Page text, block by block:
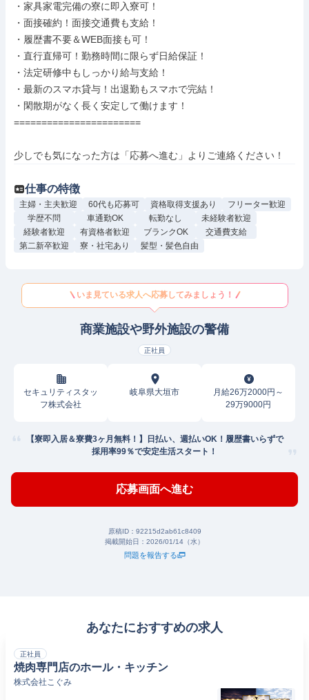
・家具家電完備の寮に即入寮可！
・面接確約！面接交通費も支給！
・履歴書不要＆WEB面接も可！
・直行直帰可！勤務時間に限らず日給保証！
・法定研修中もしっかり給与支給！
・最新のスマホ貸与！出退勤もスマホで完結！
・閑散期がなく長く安定して働けます！
=======================
少しでも気になった方は「応募へ進む」よりご連絡ください！
仕事の特徴
主婦・主夫歓迎 60代も応募可 資格取得支援あり
フリーター歓迎
学歴不問
車通勤OK 転勤なし
未経験者歓迎
経験者歓迎
有資格者歓迎 ブランクOK
交通費支給
第二新卒歓迎
寮・社宅あり 髪型・髪色自由
いま見ている求人へ応募してみましょう！
商業施設や野外施設の警備
正社員
セキュリティスタッ
フ株式会社
岐阜県大垣市
月給26万2000円～
29万9000円
【寮即入居＆寮費3ヶ月無料！】日払い、週払いOK！履歴書いらずで
採用率99％で安定生活スタート！
応募画面へ進む
原稿ID： 92215d2ab61c8409
掲載開始日： 2026/01/14（水）
問題を報告する
あなたにおすすめの求人
正社員
焼肉専門店のホール・キッチン
株式会社こぐみ